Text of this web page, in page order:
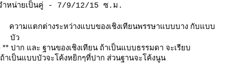
ำหน่ายเป็นคู่ - 7/9/12/15 ซ.ม.
ความแตกต่างระหว่างแบบของเชิงเทียนพรรษาแบบบาง กับแบบ
บัว
** ปาก และ ฐานของเชิงเทียน ถ้าเป็นแบบธรรมดา จะเรียบ
าเป็นแบบบัวจะโค้งหยิกๆที่ปาก ส่วนฐานจะโค้งนูน